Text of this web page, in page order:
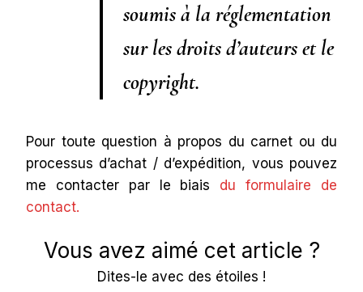
soumis à la réglementation
sur les droits d’auteurs et le
copyright.
Pour toute question à propos du carnet ou du
processus d’achat / d’expédition, vous pouvez
me contacter par le biais du formulaire de
contact.
Vous avez aimé cet article ?
Dites-le avec des étoiles !